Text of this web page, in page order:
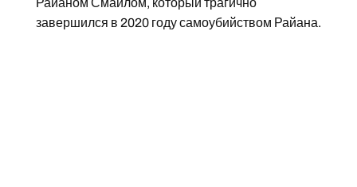
завершился в 2020 году самоубийством Райана.